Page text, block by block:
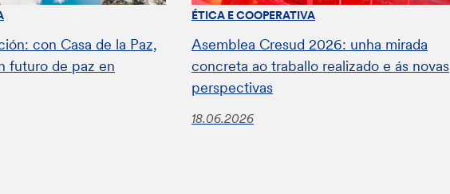
con Casa de la Paz,
futuro de paz en
ÉTICA E COOPERATIVA
Asemblea Cresud 2026: unha mirada
concreta ao traballo realizado e ás novas
perspectivas
18.06.2026